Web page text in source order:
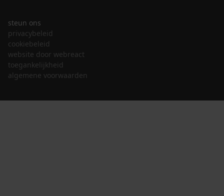
steun ons
privacybeleid
cookiebeleid
website door webreact
toegankelijkheid
algemene voorwaarden